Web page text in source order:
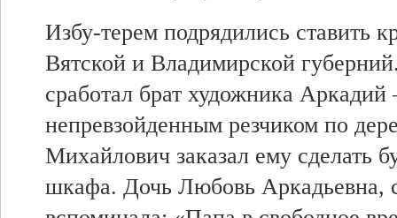
Избу-терем подрядились ставить
Вятской и Владимирской
сработал брат художника
непревзойденным резчиком по
Михайлович заказал ему сделать
шкафа. Дочь Любовь Аркадьевна,